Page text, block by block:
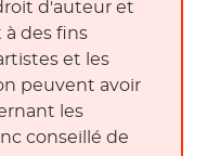
d'auteur et
des fins
et les
peuvent avoir
les
conseillé de